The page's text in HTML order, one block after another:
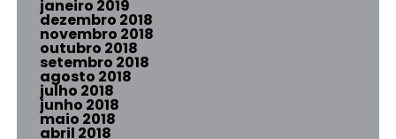
janeiro 2019
dezembro 2018
novembro 2018
outubro 2018
setembro 2018
agosto 2018
julho 2018
junho 2018
maio 2018
abril 2018